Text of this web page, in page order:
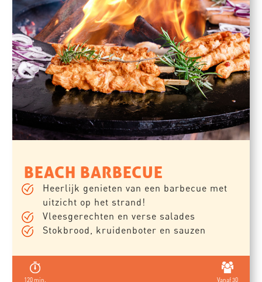
BEACH BARBECUE
Heerlijk genieten van een barbecue met
uitzicht op het strand!
Vleesgerechten en verse salades
Stokbrood, kruidenboter en sauzen
120 min. Vanaf 30